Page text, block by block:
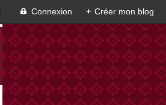
Connexion + Créer mon blog